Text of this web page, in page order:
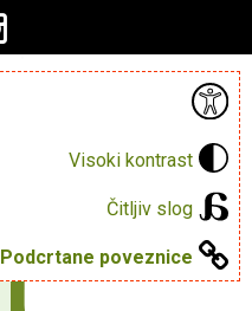
Visoki kontrast
Čitljiv slog
Podcrtane poveznice